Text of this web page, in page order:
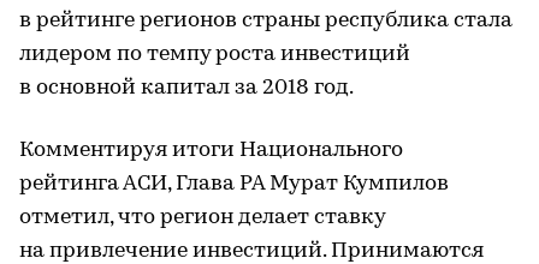
в рейтинге регионов страны республика стала
лидером по темпу роста инвестиций
в основной капитал за 2018 год.
Комментируя итоги Национального
рейтинга АСИ, Глава РА Мурат Кумпилов
отметил, что регион делает ставку
на привлечение инвестиций. Принимаются